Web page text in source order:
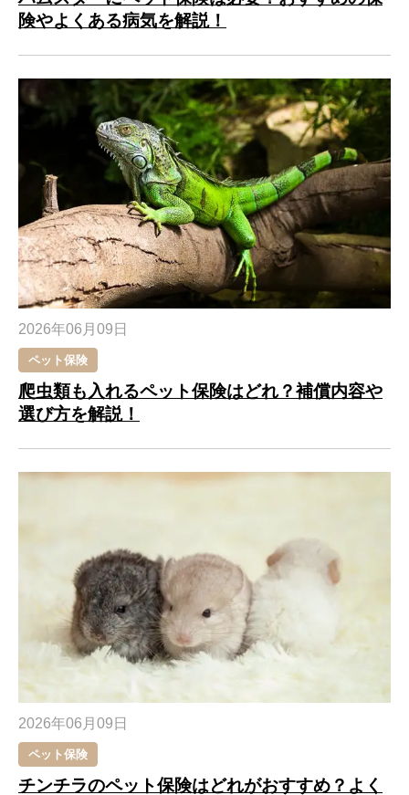
険やよくある病気を解説！
2026年06月09日
ペット保険
爬虫類も入れるペット保険はどれ？補償内容や
選び方を解説！
2026年06月09日
ペット保険
チンチラのペット保険はどれがおすすめ？よく